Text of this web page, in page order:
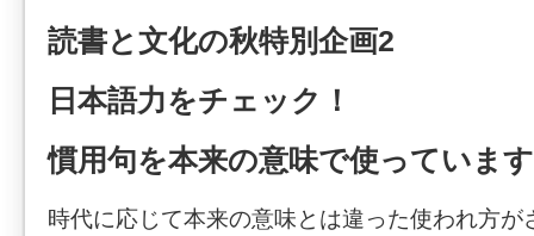
読書と文化の秋特別企画2
日本語力をチェック！
慣用句を本来の意味で使っていま
時代に応じて本来の意味とは違った使われ方が